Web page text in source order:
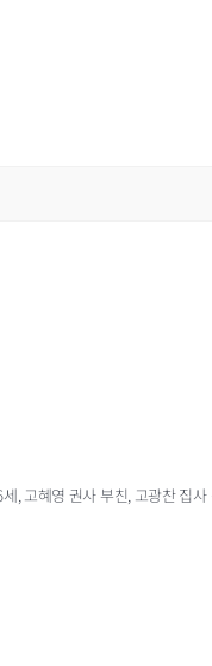
, 고혜영 권사 부친, 고광찬 집